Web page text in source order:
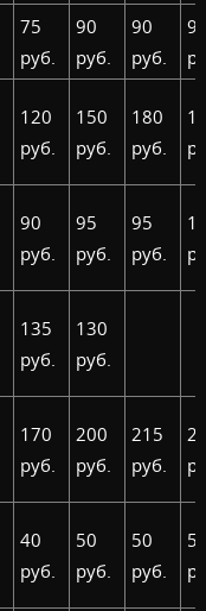
75
руб.
90
руб.
90
руб.
120
руб.
150
руб.
180
руб.
90
руб.
95
руб.
95
руб.
135
руб.
130
руб.
170
руб.
200
руб.
215
руб.
40
руб.
50
руб.
50
руб.